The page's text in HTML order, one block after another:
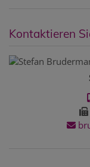
Kontaktieren